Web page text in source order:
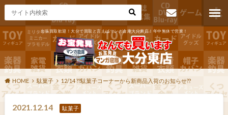
出張買取歓迎！大分で買取と言えばマンガ倉庫大分東店！年中無休で営業！
お問い合わ
せ
HOME 駄菓子 12/14 ??駄菓子コーナーから新商品入荷のお知らせ??
2021.12.14 駄菓子